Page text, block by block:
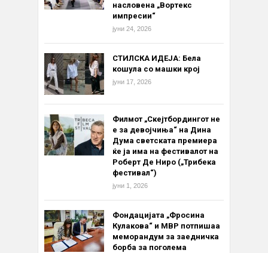
насловена „Вортекс
импресии“
јуни 24, 2026
СТИЛСКА ИДЕЈА: Бела
кошула со машки крој
јуни 17, 2026
Филмот „Скејтбордингот не
е за девојчиња“ на Дина
Дума светската премиера
ќе ја има на фестивалот на
Роберт Де Ниро („Трибека
фестивал“)
јуни 1, 2026
Фондацијата „Фросина
Кулакова“ и МВР потпишаа
меморандум за заедничка
борба за поголема